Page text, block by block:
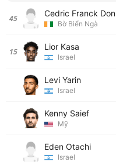
45 Cedric Franck Don
Bờ Biển Ngà
15 Lior Kasa
Israel
Levi Yarin
Israel
Kenny Saief
Mỹ
Eden Otachi
Israel